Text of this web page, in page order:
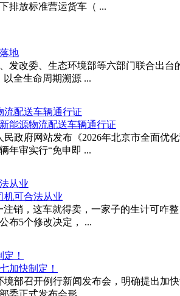
排放标准营运货车（ ...
发改委、生态环境部等六部门联合出
以全生命周期溯源 ...
流配送车辆通行证
民政府网站发布《2026年北京市全面
年审实行“免申即 ...
从业
注销，这车就得卖，一家子的生计可咋
布5个修改决定， ...
！
境部召开例行新闻发布会，明确提出加
委正式发布会形 ...